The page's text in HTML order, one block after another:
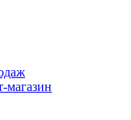
магазин